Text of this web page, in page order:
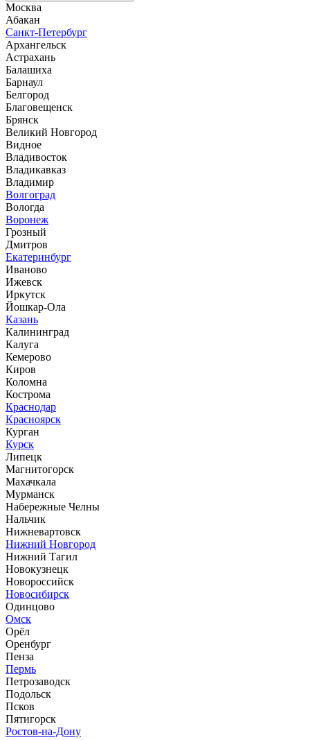
Москва
Абакан
Санкт-Петербург
Архангельск
Астрахань
Балашиха
Барнаул
Белгород
Благовещенск
Брянск
Великий Новгород
Видное
Владивосток
Владикавказ
Владимир
Волгоград
Вологда
Воронеж
Грозный
Дмитров
Екатеринбург
Иваново
Ижевск
Иркутск
Йошкар-Ола
Казань
Калининград
Калуга
Кемерово
Киров
Коломна
Кострома
Краснодар
Красноярск
Курган
Курск
Липецк
Магнитогорск
Махачкала
Мурманск
Набережные Челны
Нальчик
Нижневартовск
Нижний Новгород
Нижний Тагил
Новокузнецк
Новороссийск
Новосибирск
Одинцово
Омск
Орёл
Оренбург
Пенза
Пермь
Петрозаводск
Подольск
Псков
Пятигорск
Ростов-на-Дону